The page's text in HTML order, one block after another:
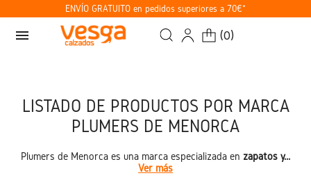
ENVÍO GRATUITO en pedidos superiores a 70€*
menu (0)
LISTADO DE PRODUCTOS POR MARCA
PLUMERS DE MENORCA
Plumers de Menorca es una marca especializada en zapatos y...
Ver más